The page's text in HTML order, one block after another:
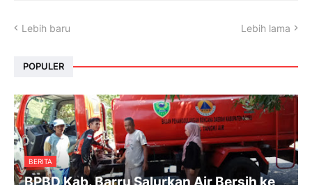
Lebih baru Lebih lama
POPULER
BERITA